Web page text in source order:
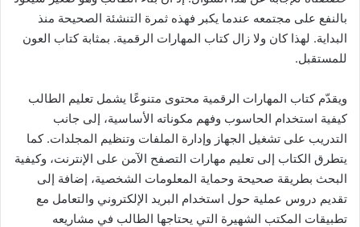
بالنفع على مجتمعه عندما يكبر فهذه ثمرة التنشئة الصحيحة منذ
البداية. لهذا كان ولا زال كتاب المهارات الرقمية. بمثابة كتاب العون
للمستقبل.
ويقدّم كتاب المهارات الرقمية محتوى متنوعًا يشمل تعليم الطالب
كيفية استخدام الحاسوب وفهم مكوناته الأساسية، إلى جانب
التدريب على تشغيل الجهاز وإدارة الملفات وتنظيم المجلدات. كما
يتطرق الكتاب إلى تعليم مهارات التصفح الآمن على الإنترنت، وكيفية
البحث بطريقة صحيحة وحماية المعلومات الشخصية، إضافة إلى
تقديم دروس عملية حول استخدام البريد الإلكتروني والتعامل مع
تطبيقات المكتب الشهيرة التي يحتاجها الطالب في مشاريعه